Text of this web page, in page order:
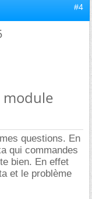
#4
module
questions. En
qui commandes
bien. En effet
et le problème